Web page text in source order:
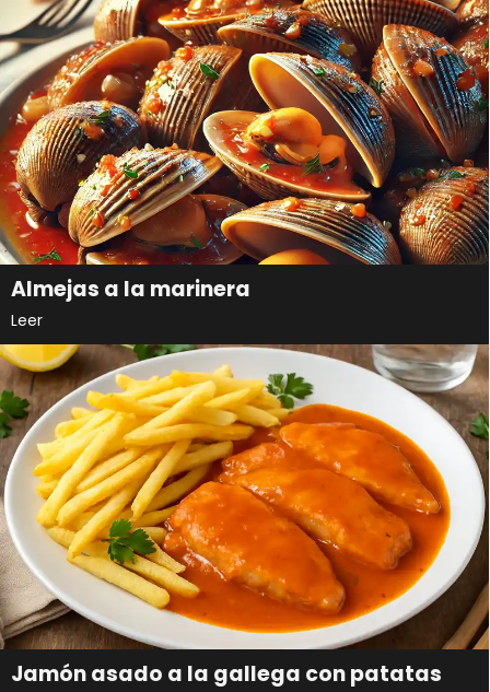
Almejas a la marinera
Leer
Jamón asado a la gallega con patatas